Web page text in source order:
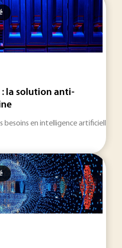
: la solution anti-
besoins en intelligence